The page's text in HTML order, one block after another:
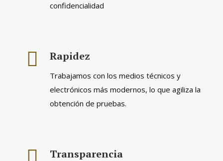
confidencialidad
Rapidez
Trabajamos con los medios técnicos y
electrónicos más modernos, lo que agiliza la
obtención de pruebas.
Transparencia